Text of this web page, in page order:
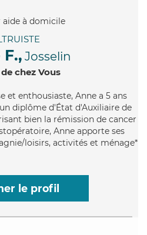
Josselin
chez Vous
et enthousiaste, Anne a 5 ans
diplôme d'État d'Auxiliaire de
bien la rémission de cancer
Anne apporte ses
loisirs, activités et ménage*
le profil